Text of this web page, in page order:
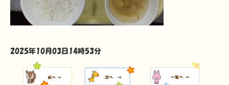
2025年10月03日14時53分